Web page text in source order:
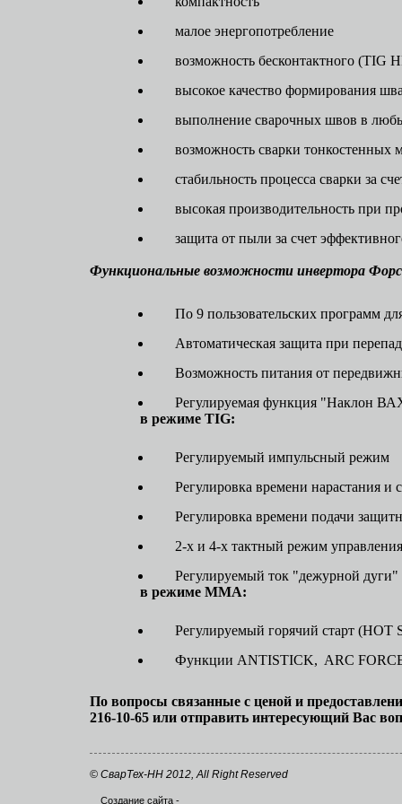
малое энергопотребление
возможность бесконтактного (TIG
высокое качество формирования
выполнение сварочных швов в
возможность сварки тонкостенных
стабильность процесса сварки за
высокая производительность при
защита от пыли за счет
Функциональные возможности инвертора
По 9 пользовательских программ
Автоматическая защита при
Возможность питания от
Регулируемая функция "Наклон
в режиме TIG:
Регулируемый импульсный режим
Регулировка времени нарастания и
Регулировка времени подачи
2-х и 4-х тактный режим управления
Регулируемый ток "дежурной дуги"
в режиме ММА:
Регулируемый горячий старт (НОТ
Функции ANTISTICK, ARC
По вопросы связанные с ценой и
216-10-65 или отправить интересующий Вас
© СварТех-НН 2012, All Right Reserved
Создание сайта -